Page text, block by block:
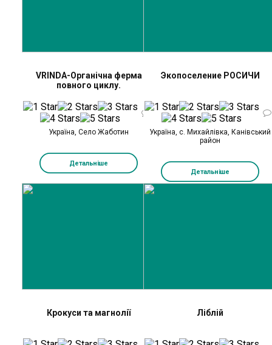
VRINDA-Органічна ферма
повного циклу.
0
Україна, Село Жаботин
Детальніше
Экопоселение РОСИЧИ
Україна, с. Михайлівка, Канівський
район
Детальніше
Крокуси та магнолії Ліблій